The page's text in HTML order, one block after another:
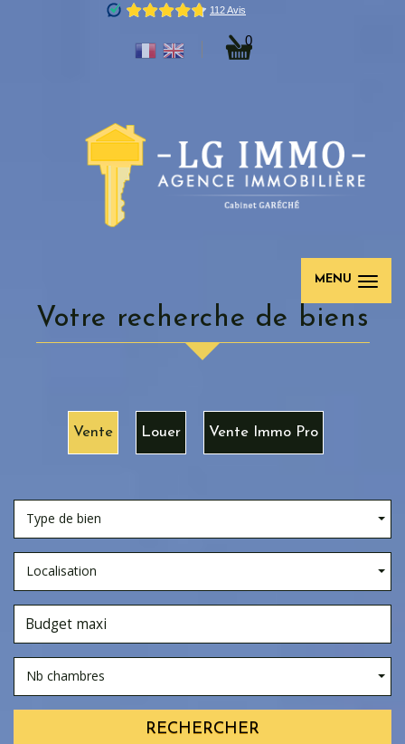
0
MENU
votre recherche de biens
Vente Louer Vente Immo Pro
Type de bien
Localisation
Nb chambres
RECHERCHER